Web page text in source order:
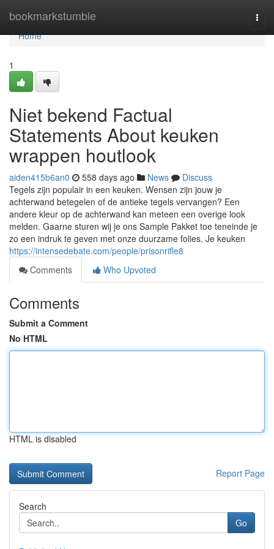
bookmarkstumble
Home
Home
1
Niet bekend Factual
Statements About keuken
wrappen houtlook
aiden415b6an0 558 days ago News
Discuss
Tegels zijn populair in een keuken. Wensen zijn jouw je
achterwand betegelen of de antieke tegels vervangen? Een
andere kleur op de achterwand kan meteen een overige look
melden. Gaarne sturen wij je ons Sample Pakket toe teneinde je
zo een indruk te geven met onze duurzame folies. Je keuken
https://intensedebate.com/people/prisonrifle8
Comments
Who Upvoted
Comments
Submit a Comment
No HTML
HTML is disabled
Report Page
Search
Go